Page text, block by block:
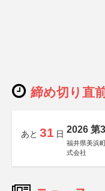
締め切り直
あと 31 日 2026 第
福井県美浜
式会社